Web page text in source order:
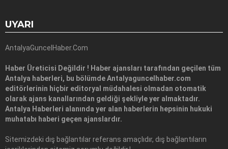
UYARI
AntalyaGuncelHaber.Com
Haber Üreticisi Değildir ! Haber ajansları tarafından geçilen tüm
Antalya haberleri, bu bölümde Antalyaguncelhaber.com
editörlerinin hiçbir editoryal müdahalesi olmadan otomatik
olarak ajans kanallarından geldiği şekliyle yer almaktadır.
Antalya Haberleri alanında yer alan haberlerin hepsinin hukuki
muhatabı haberi geçen ajanslardır.
Sitemizdeki dış bağlantılar referans amaçlıdır, dış bağlantıların